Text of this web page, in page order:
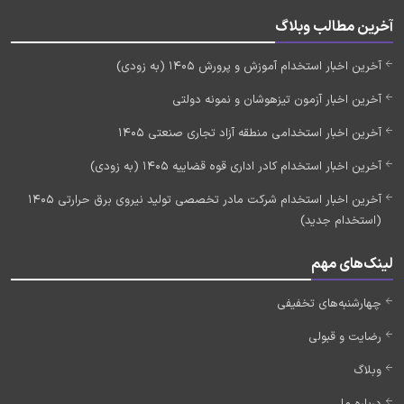
آخرین مطالب وبلاگ
آخرین اخبار استخدام آموزش و پرورش 1405 (به زودی)
آخرین اخبار آزمون تیزهوشان و نمونه دولتی
آخرین اخبار استخدامی منطقه آزاد تجاری صنعتی 1405
آخرین اخبار استخدام کادر اداری قوه قضاییه 1405 (به زودی)
آخرین اخبار استخدام شرکت مادر تخصصی تولید نیروی برق حرارتی 1405
(استخدام جدید)
لینک‌های مهم
چهارشنبه‌های تخفیفی
رضایت و قبولی
وبلاگ